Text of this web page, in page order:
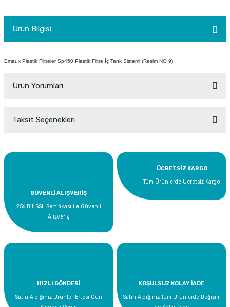
Ürün Bilgisi
Emaux Plastik Filtreler Sp450 Plastik Filtre İç Tank Sistemi (Resim NO 9)
Ürün Yorumları
Yorum Yaz
Taksit Seçenekleri
GÜVENLİ ALIŞVERİŞ
256 Bit SSL Sertifikası ile Güvenli
Alışveriş
ÜCRETSİZ KARGO
Tüm Ürünlerde Ücretsiz Kargo
HIZLI GÖNDERİ
Satın Aldığınız Ürünler Ertesi Gün
KOŞULSUZ KOLAY İADE
Satın Aldığınız Tüm Ürünlerde Değişim